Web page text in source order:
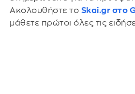
Ακολουθήστε το Skai.gr στο
μάθετε πρώτοι όλες τις